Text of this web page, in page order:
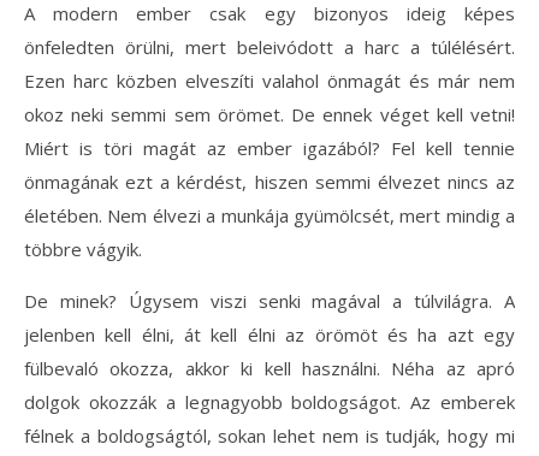
A modern ember csak egy bizonyos ideig képes
önfeledten örülni, mert beleivódott a harc a túlélésért.
Ezen harc közben elveszíti valahol önmagát és már nem
okoz neki semmi sem örömet. De ennek véget kell vetni!
Miért is töri magát az ember igazából? Fel kell tennie
önmagának ezt a kérdést, hiszen semmi élvezet nincs az
életében. Nem élvezi a munkája gyümölcsét, mert mindig a
többre vágyik.
De minek? Úgysem viszi senki magával a túlvilágra. A
jelenben kell élni, át kell élni az örömöt és ha azt egy
fülbevaló okozza, akkor ki kell használni. Néha az apró
dolgok okozzák a legnagyobb boldogságot. Az emberek
félnek a boldogságtól, sokan lehet nem is tudják, hogy mi